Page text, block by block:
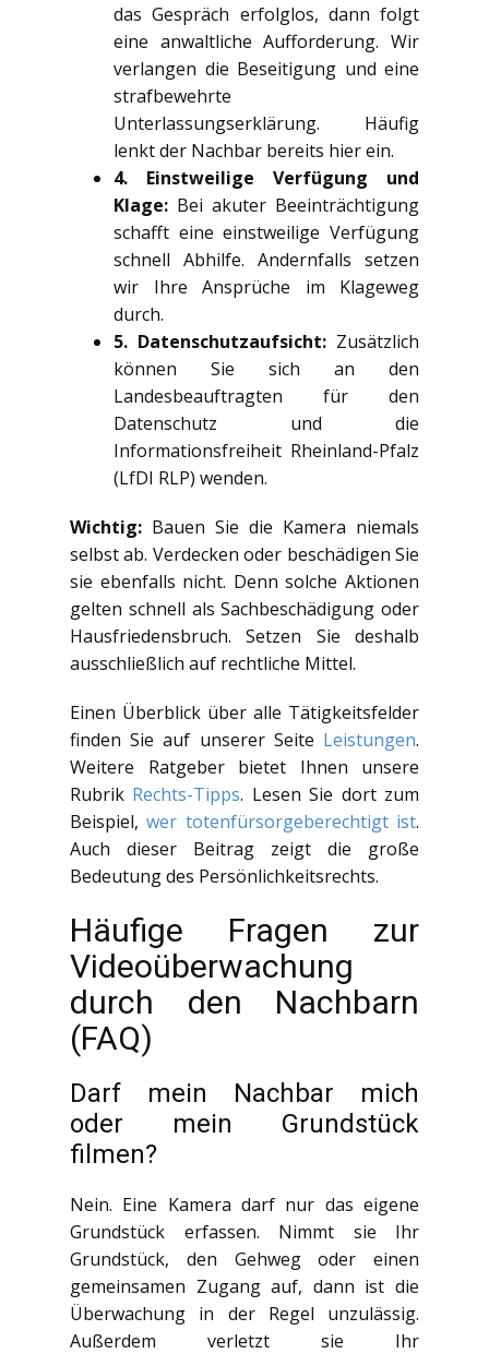
das Gespräch erfolglos, dann folgt
eine anwaltliche Aufforderung. Wir
verlangen die Beseitigung und eine
strafbewehrte
Unterlassungserklärung. Häufig
lenkt der Nachbar bereits hier ein.
4. Einstweilige Verfügung und
Klage: Bei akuter Beeinträchtigung
schafft eine einstweilige Verfügung
schnell Abhilfe. Andernfalls setzen
wir Ihre Ansprüche im Klageweg
durch.
5. Datenschutzaufsicht: Zusätzlich
können Sie sich an den
Landesbeauftragten für den
Datenschutz und die
Informationsfreiheit Rheinland-Pfalz
(LfDI RLP) wenden.
Wichtig: Bauen Sie die Kamera niemals
selbst ab. Verdecken oder beschädigen Sie
sie ebenfalls nicht. Denn solche Aktionen
gelten schnell als Sachbeschädigung oder
Hausfriedensbruch. Setzen Sie deshalb
ausschließlich auf rechtliche Mittel.
Einen Überblick über alle Tätigkeitsfelder
finden Sie auf unserer Seite Leistungen.
Weitere Ratgeber bietet Ihnen unsere
Rubrik Rechts-Tipps. Lesen Sie dort zum
Beispiel,wer totenfürsorgeberechtigt ist.
Auch dieser Beitrag zeigt die große
Bedeutung des Persönlichkeitsrechts.
Häufige Fragen zur
Videoüberwachung
durch den Nachbarn
(FAQ)
Darf mein Nachbar mich
oder mein Grundstück
filmen?
Nein. Eine Kamera darf nur das eigene
Grundstück erfassen. Nimmt sie Ihr
Grundstück, den Gehweg oder einen
gemeinsamen Zugang auf, dann ist die
Überwachung in der Regel unzulässig.
Außerdem verletzt sie Ihr